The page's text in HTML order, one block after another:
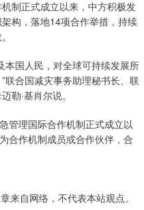
制正式成立以来，中方积极发
构，落地14项合作举措，持续
本国人民，对全球可持续发展所
联合国减灾事务助理秘书长、联
勒·基肖尔说。
管理国际合作机制正式成立以
合作机制成员或合作伙伴，合
来自网络，不代表本站观点。